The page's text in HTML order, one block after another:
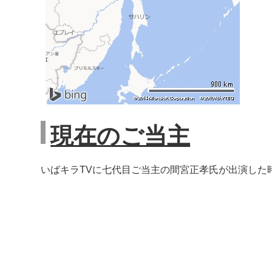
現在のご当主
いばキラTVに七代目ご当主の間宮正孝氏が出演した